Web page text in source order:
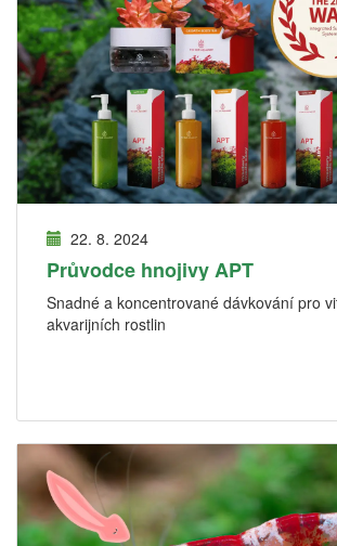
22. 8. 2024
Průvodce hnojivy APT
Snadné a koncentrované dávkování pro
akvarijních rostlin